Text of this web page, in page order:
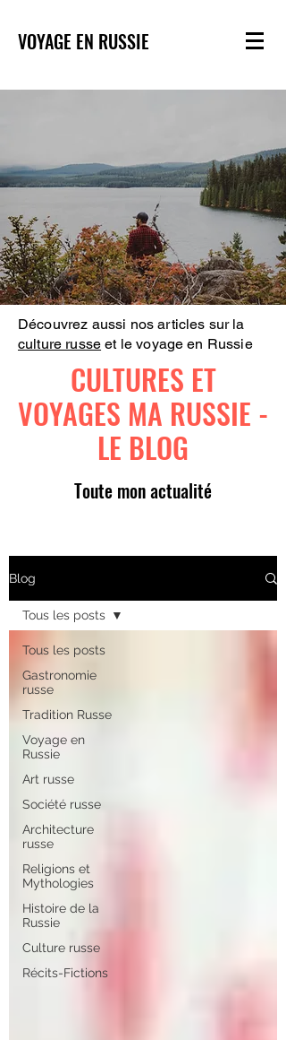
VOYAGE EN RUSSIE
Découvrez aussi nos articles sur la
culture russe et le voyage en Russie
CULTURES ET
VOYAGES MA RUSSIE -
LE BLOG
Toute mon actualité
Blog
Tous les posts
Gastronomie
russe
Tradition Russe
Voyage en
Russie
Art russe
Société russe
Architecture
russe
Religions et
Mythologies
Histoire de la
Russie
Culture russe
Récits-Fictions
Tous les posts